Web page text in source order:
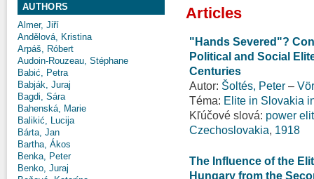
AUTHORS
Almer, Jiří
Andělová, Kristina
Arpáš, Róbert
Audoin-Rouzeau, Stéphane
Babić, Petra
Babják, Juraj
Bagdi, Sára
Bahenská, Marie
Balikić, Lucija
Bárta, Jan
Bartha, Ákos
Benka, Peter
Benko, Juraj
Articles
"Hands Severed"?
Political and Social
Centuries
Autor: Šoltés, Peter –
Téma: Elite in Slovakia
Kľúčové slová: power
Czechoslovakia, 1918
The Influence of the
Hungary from the